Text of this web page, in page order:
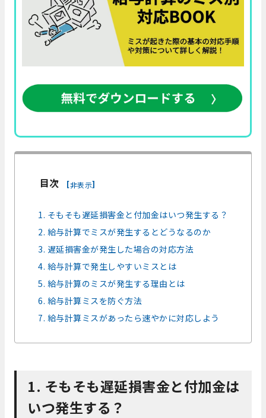
目次 [非表示]
1. そもそも遅延損害金と付加金はいつ発生する？
2. 給与計算でミスが発生するとどうなるのか
3. 遅延損害金が発生した場合の対応方法
4. 給与計算で発生しやすいミスとは
5. 給与計算のミスが発生する理由とは
6. 給与計算ミスを防ぐ方法
7. 給与計算ミスがあったら速やかに対応しよう
1. そもそも遅延損害金と付加金は
いつ発生する？